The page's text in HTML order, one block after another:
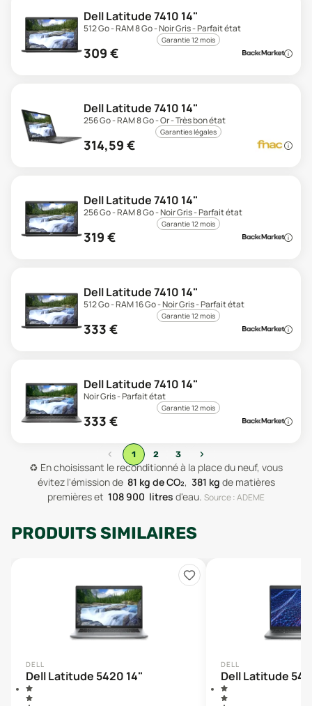
Dell Latitude 7410 14"
512 Go - RAM 8 Go - Noir Gris - Parfait état
Garantie 12 mois
309 €
Dell Latitude 7410 14"
256 Go - RAM 8 Go - Or - Très bon état
Garanties légales
314,59 €
Dell Latitude 7410 14"
256 Go - RAM 8 Go - Noir Gris - Parfait état
Garantie 12 mois
319 €
Dell Latitude 7410 14"
512 Go - RAM 16 Go - Noir Gris - Parfait état
Garantie 12 mois
333 €
Dell Latitude 7410 14"
Noir Gris - Parfait état
Garantie 12 mois
333 €
‹ 1 2 3
›
♻️ En choisissant le reconditionné à la place du neuf, vous
évitez l'émission de 81 kg de CO₂, 381 kg de matières
premièreset 108 900 litres d'eau. Source : ADEME
PRODUITS SIMILAIRES
DELL
Dell Latitude 5420 14"
DELL
Dell Latitude